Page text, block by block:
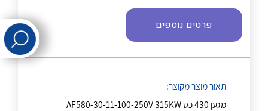
פרטים נוספים
תאור מוצר מקוצר:
מגען 430 כס AF580-30-11-100-250V 315KW